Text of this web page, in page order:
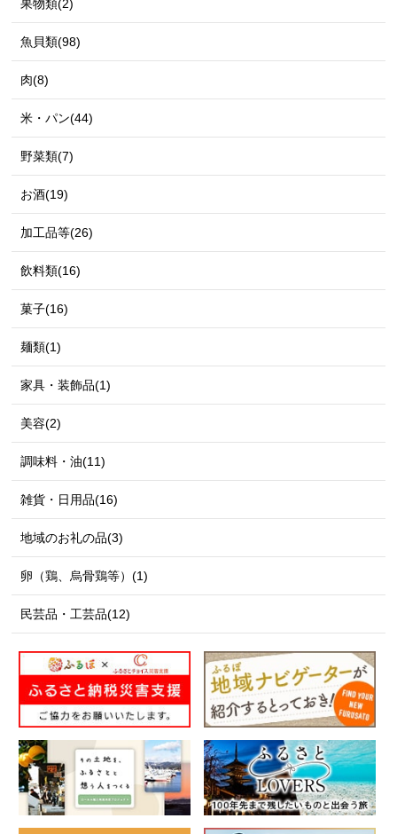
果物類(2)
魚貝類(98)
肉(8)
米・パン(44)
野菜類(7)
お酒(19)
加工品等(26)
飲料類(16)
菓子(16)
麺類(1)
家具・装飾品(1)
美容(2)
調味料・油(11)
雑貨・日用品(16)
地域のお礼の品(3)
卵（鶏、烏骨鶏等）(1)
民芸品・工芸品(12)